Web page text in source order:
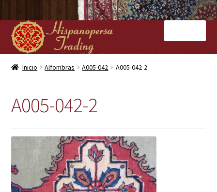
Ir
a
la
navegación
Ir
al
contenido
Inicio
Kilims
Contacto
Inicio Alfombras A005-042 A005-042-2
A005-042-2